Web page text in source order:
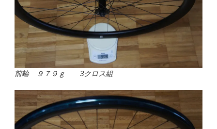
前輪 ９７９ｇ 3クロス組